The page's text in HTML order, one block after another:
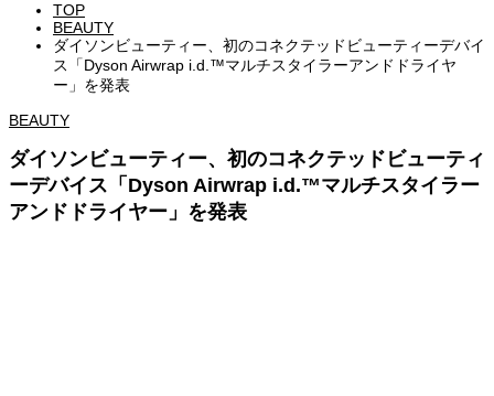
TOP
BEAUTY
ダイソンビューティー、初のコネクテッドビューティーデバイ
ス「Dyson Airwrap i.d.™マルチスタイラーアンドドライヤ
ー」を発表
BEAUTY
ダイソンビューティー、初のコネクテッドビューティ
ーデバイス「Dyson Airwrap i.d.™マルチスタイラー
アンドドライヤー」を発表